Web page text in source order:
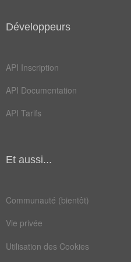
Développeurs
API Inscription
API Documentation
API Tarifs
Et aussi...
Communauté (bientôt)
Vie privée
Utilisation des Cookies